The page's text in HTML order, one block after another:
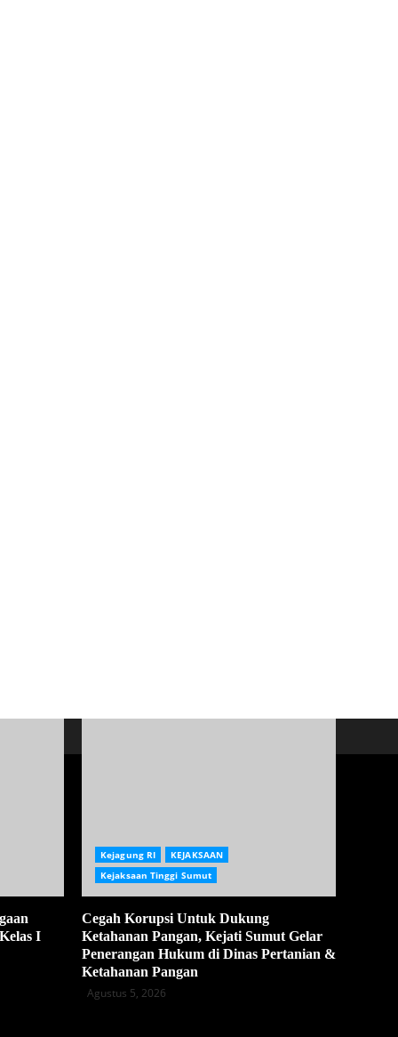
I
Kejagung RI
KEJAKSAAN
Kejaksaan Tinggi Sumut
Cegah Korupsi Untuk Dukung
Ketahanan Pangan, Kejati Sumut Gelar
Penerangan Hukum di Dinas Pertanian &
Ketahanan Pangan
Agustus 5, 2026